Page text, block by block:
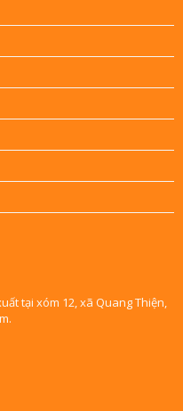
tại xóm 12, xã Quang Thiện,